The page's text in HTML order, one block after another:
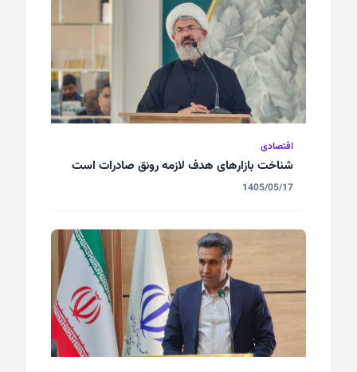
اقتصادی
شناخت بازارهای هدف لازمه رونق صادرات است
1405/05/17